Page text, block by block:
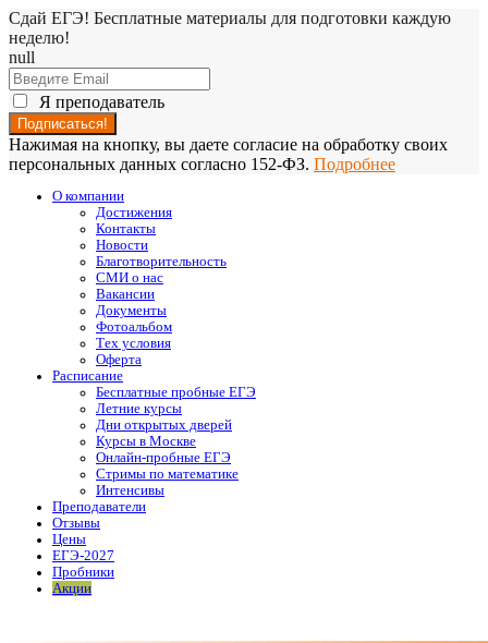
Сдай ЕГЭ! Бесплатные материалы для подготовки каждую
неделю!
null
Я преподаватель
Нажимая на кнопку, вы даете согласие на обработку своих
персональных данных согласно 152-ФЗ. Подробнее
О компании
Достижения
Контакты
Новости
Благотворительность
СМИ о нас
Вакансии
Документы
Фотоальбом
Тех условия
Оферта
Расписание
Бесплатные пробные ЕГЭ
Летние курсы
Дни открытых дверей
Курсы в Москве
Онлайн-пробные ЕГЭ
Стримы по математике
Интенсивы
Преподаватели
Отзывы
Цены
ЕГЭ-2027
Пробники
Акции